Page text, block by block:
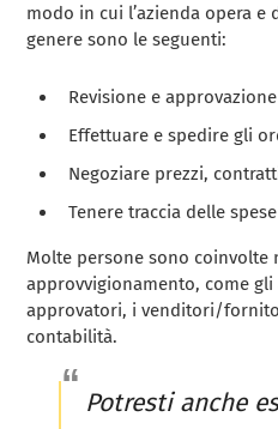
modo in cui l’azienda opera e
genere sono le seguenti:
Revisione e
Effettuare e spedire gli
Negoziare prezzi,
Tenere traccia delle spese
Molte persone sono coinvolte
approvvigionamento, come
approvatori, i venditori/
contabilità.
Potresti anche